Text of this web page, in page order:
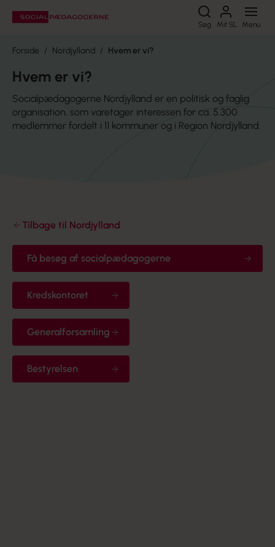
Søg Mit SL Menu
Søg
Forside Nordjylland Hvem er vi?
Hvem er vi?
Socialpædagogerne Nordjylland er en politisk og faglig
organisation, som varetager interessen for ca. 5.300
medlemmer fordelt i 11 kommuner og i Region Nordjylland.
Tilbage til Nordjylland
Få besøg af socialpædagogerne
Kredskontoret
Generalforsamling
Bestyrelsen